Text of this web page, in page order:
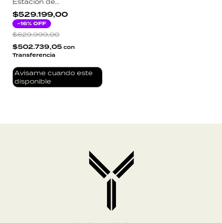
Estación de
Acoplamiento USB-C
100W 4K Triple Monitor
$529.199,00
-16% OFF
$629.999,00
$502.739,05 con
Transferencia
Avisame cuando este
disponible